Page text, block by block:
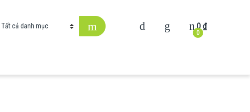
0
0₫